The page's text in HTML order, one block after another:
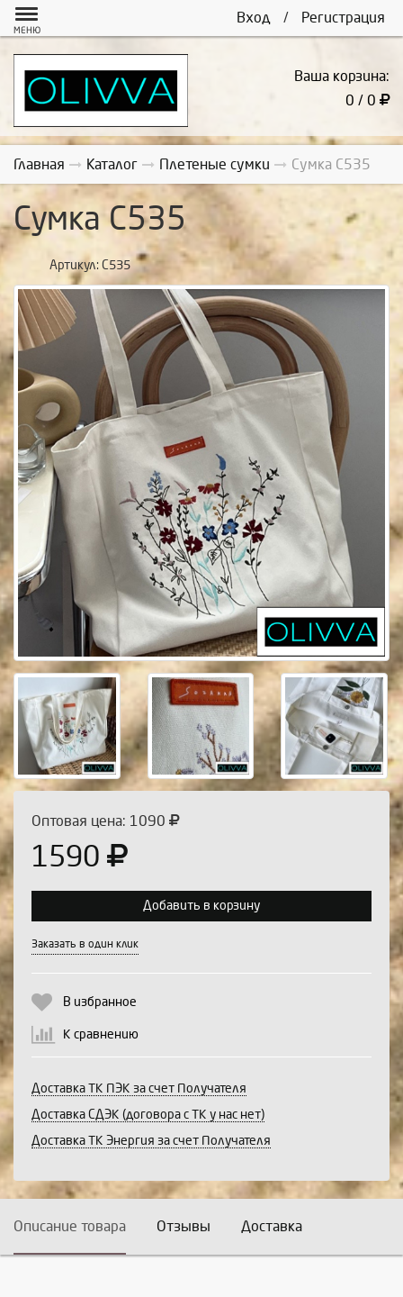
Вход / Регистрация
МЕНЮ
Ваша корзина:
0 / 0
Главная Каталог Плетеные сумки Сумка С535
Сумка С535
Артикул: С535
Оптовая цена: 1090
1590
Выберите количество:
Добавить в корзину
Заказать в один клик
В избранное
К сравнению
Доставка ТК ПЭК за счет Получателя
Доставка СДЭК (договора с ТК у нас нет)
Доставка ТК Энергия за счет Получателя
Описание товара Отзывы Доставка